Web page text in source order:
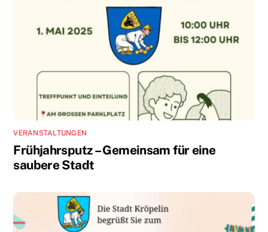
VERANSTALTUNGEN
Frühjahrsputz – Gemeinsam für eine
saubere Stadt